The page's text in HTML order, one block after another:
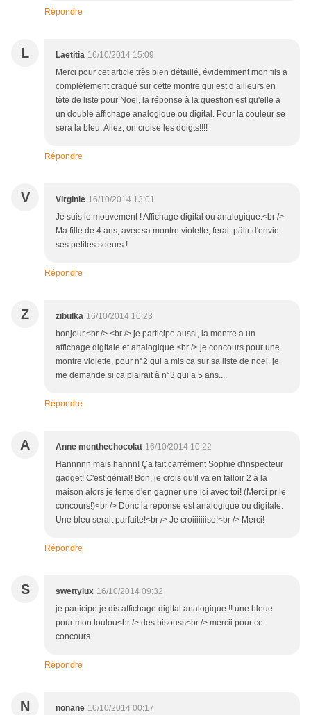
Répondre
L Laetitia 16/10/2014 15:09
Merci pour cet article très bien détaillé, évidemment mon fils a
complètement craqué sur cette montre qui est d ailleurs en
tête de liste pour Noel, la réponse à la question est qu'elle a
un double affichage analogique ou digital. Pour la couleur se
sera la bleu. Allez, on croise les doigts!!!!
Répondre
V Virginie 16/10/2014 13:01
Je suis le mouvement ! Affichage digital ou analogique.<br />
Ma fille de 4 ans, avec sa montre violette, ferait pâlir d'envie
ses petites soeurs !
Répondre
Z zibulka 16/10/2014 10:23
bonjour,<br /> <br /> je participe aussi, la montre a un
affichage digitale et analogique.<br /> je concours pour une
montre violette, pour n°2 qui a mis ca sur sa liste de noel. je
me demande si ca plairait à n°3 qui a 5 ans....
Répondre
A Anne menthechocolat 16/10/2014 10:22
Hannnnn mais hannn! Ça fait carrément Sophie d'inspecteur
gadget! C'est génial! Bon, je crois qu'il va en falloir 2 à la
maison alors je tente d'en gagner une ici avec toi! (Merci pr le
concours!)<br /> Donc la réponse est analogique ou digitale.
Une bleu serait parfaite!<br /> Je croiiiiiiise!<br /> Merci!
Répondre
S swettylux 16/10/2014 09:32
je participe je dis affichage digital analogique !! une bleue
pour mon loulou<br /> des bisouss<br /> mercii pour ce
concours
Répondre
N nonane 16/10/2014 00:17